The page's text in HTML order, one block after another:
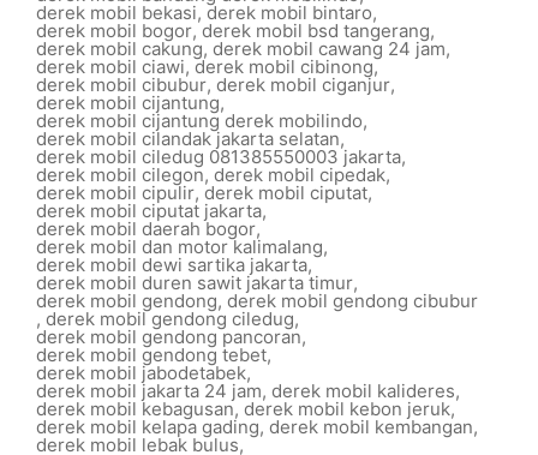
derek mobil bekasi, derek mobil bintaro,
derek mobil bogor,derek mobil bsd tangerang,
derek mobil cakung, derek mobil cawang 24 jam,
derek mobil ciawi, derek mobil cibinong,
derek mobil cibubur, derek mobil ciganjur,
derek mobil cijantung,
derek mobil cijantung derek mobilindo,
derek mobil cilandak jakarta selatan,
derek mobil ciledug 081385550003 jakarta,
derek mobil cilegon, derek mobil cipedak,
derek mobil cipulir, derek mobil ciputat,
derek mobil ciputat jakarta,
derek mobil daerah bogor,
derek mobil dan motor kalimalang,
derek mobil dewi sartika jakarta,
derek mobil duren sawit jakarta timur,
derek mobil gendong, derek mobil gendong cibubur
, derek mobil gendong ciledug,
derek mobil gendong pancoran,
derek mobil gendong tebet,
derek mobil jabodetabek,
derek mobil jakarta 24 jam, derek mobil kalideres,
derek mobil kebagusan, derek mobil kebon jeruk,
derek mobil kelapa gading, derek mobil kembangan,
derek mobil lebak bulus,